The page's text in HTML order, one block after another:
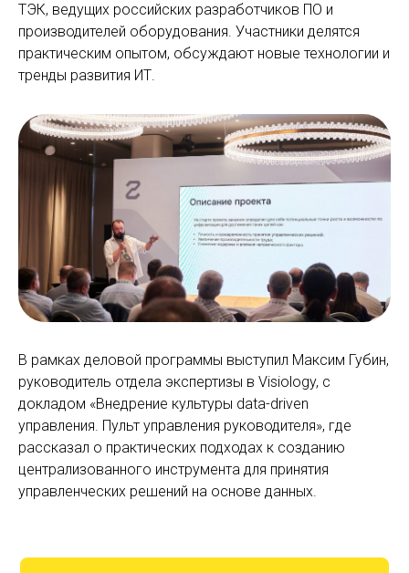
ТЭК, ведущих российских разработчиков ПО и
производителей оборудования. Участники делятся
практическим опытом, обсуждают новые технологии и
тренды развития ИТ.
В рамках деловой программы выступил Максим Губин,
руководитель отдела экспертизы в Visiology, с
докладом «Внедрение культуры data-driven
управления. Пульт управления руководителя», где
рассказал о практических подходах к созданию
централизованного инструмента для принятия
управленческих решений на основе данных.